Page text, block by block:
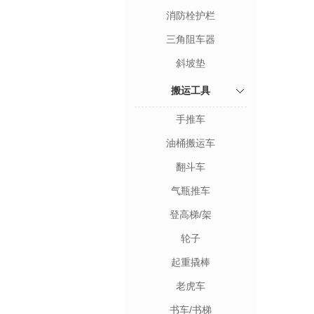
消防栓护栏
三角阻车器
斜坡垫
搬运工具
手推车
油桶搬运车
翻斗车
气瓶推车
登高梯/架
轮子
起重撬棒
老虎车
书车/书梯